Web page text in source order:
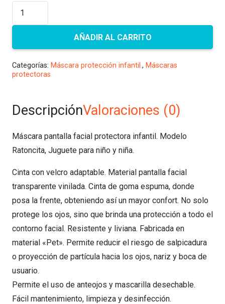
Máscara
cantidad
AÑADIR AL CARRITO
Categorías: Máscara protección infantil., Máscaras
protectoras
DescripciónValoraciones (0)
Máscara pantalla facial protectora infantil. Modelo
Ratoncita, Juguete para niño y niña.
Cinta con velcro adaptable. Material pantalla facial
transparente vinilada. Cinta de goma espuma, donde
posa la frente, obteniendo así un mayor confort. No solo
protege los ojos, sino que brinda una protección a todo el
contorno facial. Resistente y liviana. Fabricada en
material «Pet». Permite reducir el riesgo de salpicadura
o proyección de partícula hacia los ojos, nariz y boca de
usuario.
Permite el uso de anteojos y mascarilla desechable.
Fácil mantenimiento, limpieza y desinfección.